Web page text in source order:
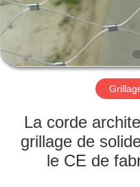
AU
SUJET
DE
NOUS
VISITE
D'USINE
La corde
grillage de
le CE de